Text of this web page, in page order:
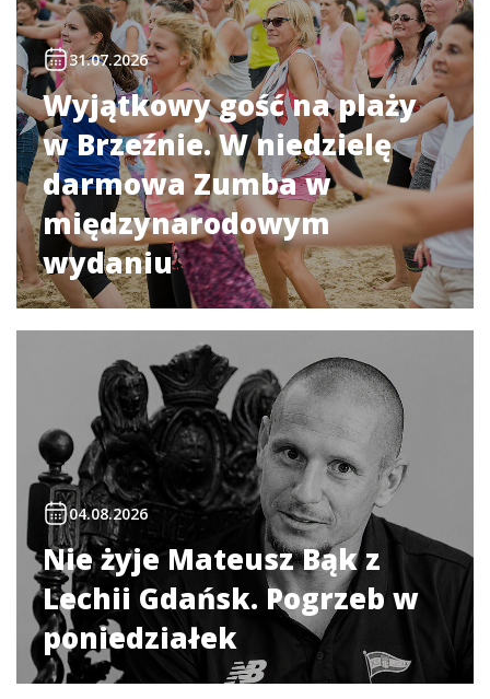
31.07.2026
Wyjątkowy gość na plaży
w Brzeźnie. W niedzielę
darmowa Zumba w
międzynarodowym
wydaniu
04.08.2026
Nie żyje Mateusz Bąk z
Lechii Gdańsk. Pogrzeb w
poniedziałek